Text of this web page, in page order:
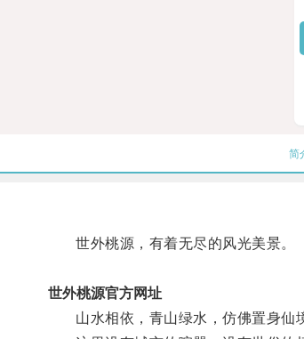
简
世外桃源，有着无尽的风光美景。
世外桃源官方网址
山水相依，青山绿水，仿佛置身仙